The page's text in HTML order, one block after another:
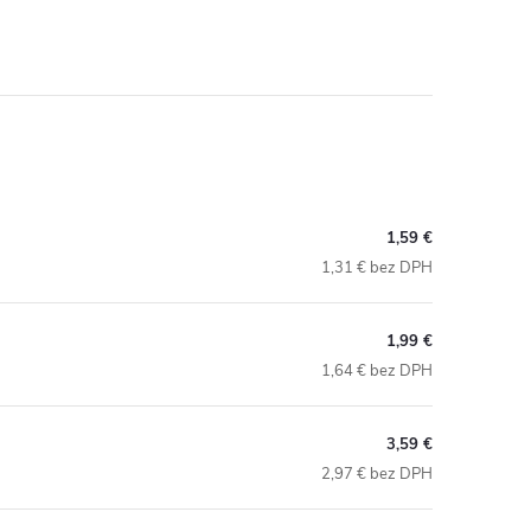
1,59 €
1,31 € bez DPH
1,99 €
1,64 € bez DPH
3,59 €
2,97 € bez DPH